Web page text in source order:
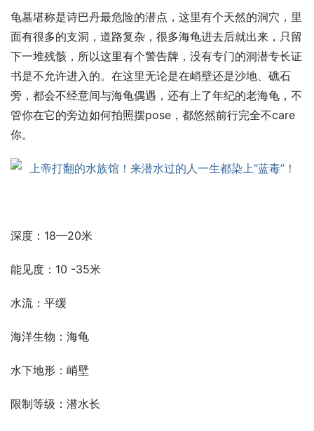
龟墓堪称是诗巴丹最危险的潜点，这里有个天然的洞穴，里
面有很多的支洞，道路复杂，很多海龟进去后就出来，只留
下一堆残骸，所以这里有个警告牌，没有专门的洞潜专长证
书是不允许进入的。在这里无论是在峭壁还是沙地、礁石
旁，都会不经意间与海龟偶遇，还有上了年纪的老海龟，不
管你在它的旁边如何拍照摆pose，都悠然前行完全不care
你。
深度：18—20米
能见度：10 -35米
水流：平缓
海洋生物：海龟
水下地形：峭壁
限制等级：潜水长